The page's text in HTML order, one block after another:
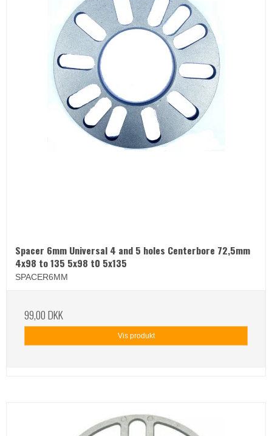
Spacer 6mm Universal 4 and 5 holes Centerbore 72,5mm
4x98 to 135 5x98 t0 5x135
SPACER6MM
99,00 DKK
Vis produkt